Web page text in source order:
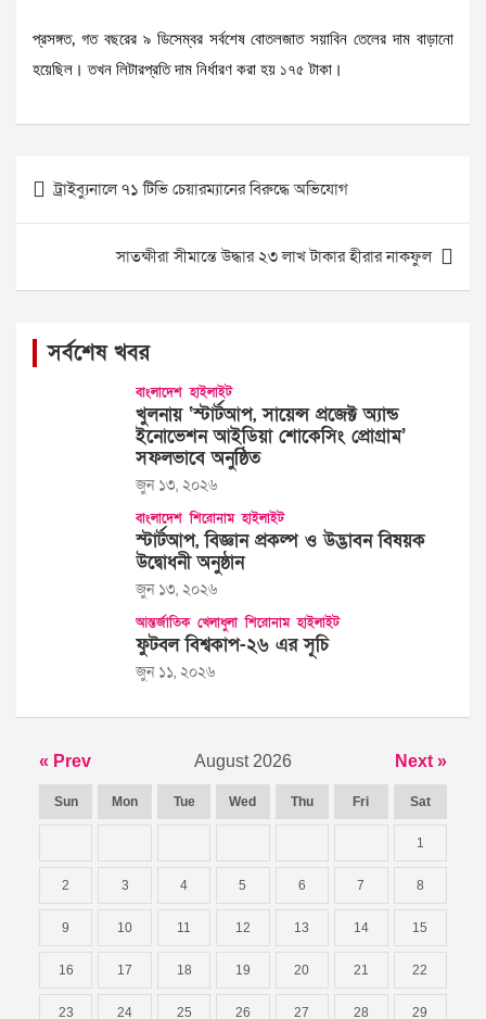
প্রসঙ্গত, গত বছরের ৯ ডিসেম্বর সর্বশেষ বোতলজাত সয়াবিন তেলের দাম বাড়ানো
হয়েছিল। তখন লিটারপ্রতি দাম নির্ধারণ করা হয় ১৭৫ টাকা।
Post
navigation
ট্রাইব্যুনালে ৭১ টিভি চেয়ারম্যানের বিরুদ্ধে অভিযোগ
সাতক্ষীরা সীমান্তে উদ্ধার ২৩ লাখ টাকার হীরার নাকফুল
সর্বশেষ খবর
বাংলাদেশ হাইলাইট
খুলনায় ‘স্টার্টআপ, সায়েন্স প্রজেক্ট অ্যান্ড
ইনোভেশন আইডিয়া শোকেসিং প্রোগ্রাম’
সফলভাবে অনুষ্ঠিত
জুন ১৩, ২০২৬
বাংলাদেশ শিরোনাম হাইলাইট
স্টার্টআপ, বিজ্ঞান প্রকল্প ও উদ্ভাবন বিষয়ক
উদ্বোধনী অনুষ্ঠান
জুন ১৩, ২০২৬
আন্তর্জাতিক খেলাধুলা শিরোনাম হাইলাইট
ফুটবল বিশ্বকাপ-২৬ এর সূচি
জুন ১১, ২০২৬
« Prev August 2026 Next »
Sun Mon Tue Wed Thu Fri Sat
1
2 3 4 5 6 7 8
9 10 11 12 13 14 15
16 17 18 19 20 21 22
23 24 25 26 27 28 29